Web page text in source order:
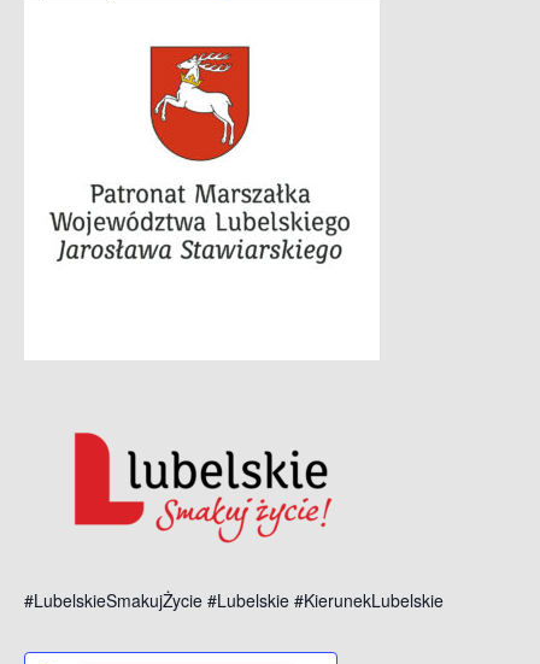
#LubelskieSmakujŻycie #Lubelskie #KierunekLubelskie